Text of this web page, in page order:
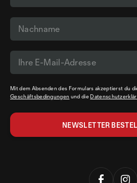
Mit dem Absenden des Formulars akzeptierst du
Geschäftsbedingungen und die